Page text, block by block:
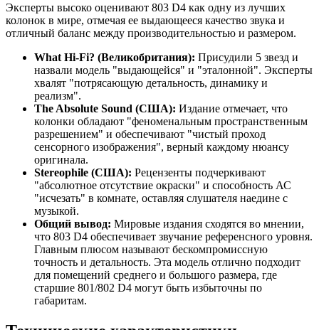
Эксперты высоко оценивают 803 D4 как одну из лучших
колонок в мире, отмечая ее выдающееся качество звука и
отличный баланс между производительностью и размером.
What Hi-Fi? (Великобритания): Присудили 5 звезд и
назвали модель "выдающейся" и "эталонной". Эксперты
хвалят "потрясающую детальность, динамику и
реализм".
The Absolute Sound (США): Издание отмечает, что
колонки обладают "феноменальным пространственным
разрешением" и обеспечивают "чистый проход
сенсорного изображения", верный каждому нюансу
оригинала.
Stereophile (США): Рецензенты подчеркивают
"абсолютное отсутствие окраски" и способность АС
"исчезать" в комнате, оставляя слушателя наедине с
музыкой.
Общий вывод: Мировые издания сходятся во мнении,
что 803 D4 обеспечивает звучание референсного уровня.
Главным плюсом называют бескомпромиссную
точность и детальность. Эта модель отлично подходит
для помещений среднего и большого размера, где
старшие 801/802 D4 могут быть избыточны по
габаритам.